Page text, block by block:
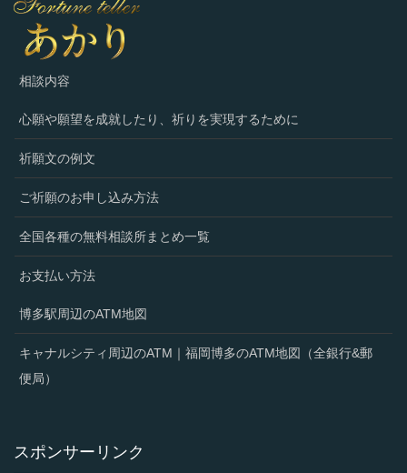
相談内容
心願や願望を成就したり、祈りを実現するために
祈願文の例文
ご祈願のお申し込み方法
全国各種の無料相談所まとめ一覧
お支払い方法
博多駅周辺のATM地図
キャナルシティ周辺のATM｜福岡博多のATM地図（全銀行&郵
便局）
スポンサーリンク